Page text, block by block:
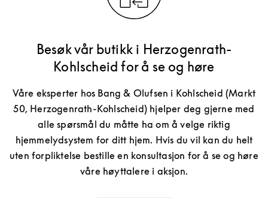
Besøk vår butikk i Herzogenrath-
Kohlscheid for å se og høre
Våre eksperter hos Bang & Olufsen i Kohlscheid (Markt
50, Herzogenrath-Kohlscheid) hjelper deg gjerne med
alle spørsmål du måtte ha om å velge riktig
hjemmelydsystem for ditt hjem. Hvis du vil kan du helt
uten forpliktelse bestille en konsultasjon for å se og høre
våre høyttalere i aksjon.